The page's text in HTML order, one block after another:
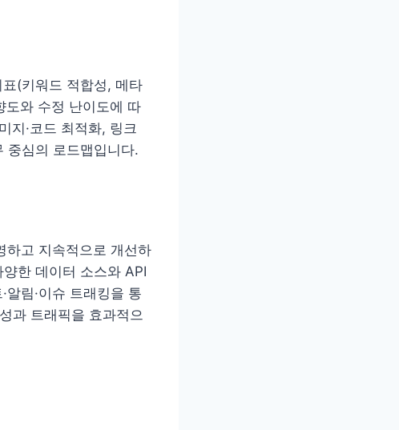
(키워드 적합성, 메타
도와 수정 난이도에 따
지·코드 최적화, 링크
중심의 로드맵입니다.
하고 지속적으로 개선하
양한 데이터 소스와 API
알림·이슈 트래킹을 통
과 트래픽을 효과적으